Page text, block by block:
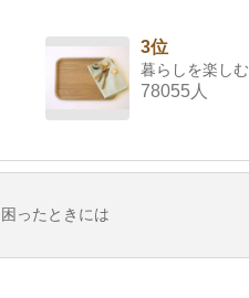
3位
暮らしを楽しむ
78055人
困ったときには